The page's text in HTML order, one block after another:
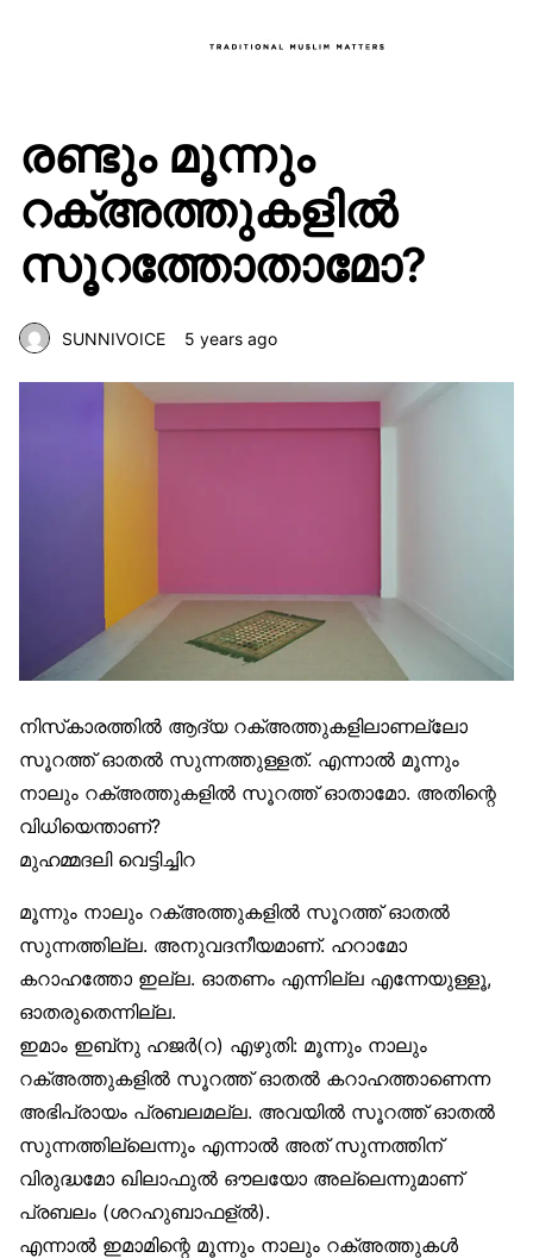
രണ്ടും മൂന്നും
റക്അത്തുകളിൽ
സൂറത്തോതാമോ?
SUNNIVOICE 5 years ago
നിസ്‌കാരത്തിൽ ആദ്യ റക്അത്തുകളിലാണല്ലോ
സൂറത്ത് ഓതൽ സുന്നത്തുള്ളത്. എന്നാൽ മൂന്നും
നാലും റക്അത്തുകളിൽ സൂറത്ത് ഓതാമോ. അതിന്റെ
വിധിയെന്താണ്?
മുഹമ്മദലി വെട്ടിച്ചിറ
മൂന്നും നാലും റക്അത്തുകളിൽ സൂറത്ത് ഓതൽ
സുന്നത്തില്ല. അനുവദനീയമാണ്. ഹറാമോ
കറാഹത്തോ ഇല്ല. ഓതണം എന്നില്ല എന്നേയുള്ളൂ,
ഓതരുതെന്നില്ല.
ഇമാം ഇബ്‌നു ഹജർ(റ) എഴുതി: മൂന്നും നാലും
റക്അത്തുകളിൽ സൂറത്ത് ഓതൽ കറാഹത്താണെന്ന
അഭിപ്രായം പ്രബലമല്ല. അവയിൽ സൂറത്ത് ഓതൽ
സുന്നത്തില്ലെന്നും എന്നാൽ അത് സുന്നത്തിന്
വിരുദ്ധമോ ഖിലാഫുൽ ഔലയോ അല്ലെന്നുമാണ്
പ്രബലം (ശറഹുബാഫള്ൽ).
എന്നാൽ ഇമാമിന്റെ മൂന്നും നാലും റക്അത്തുകൾ